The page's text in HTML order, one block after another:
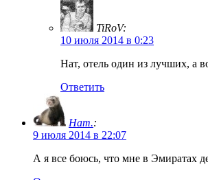
TiRoV:
10 июля 2014 в 0:23
Нат, отель один из лучших, а
Ответить
Нат.:
9 июля 2014 в 22:07
А я все боюсь, что мне в Эмиратах